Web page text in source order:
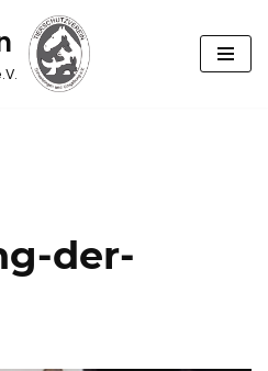
der-